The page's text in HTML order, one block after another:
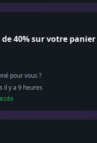
40% sur votre panier
pour vous ?
il y a 9 heures